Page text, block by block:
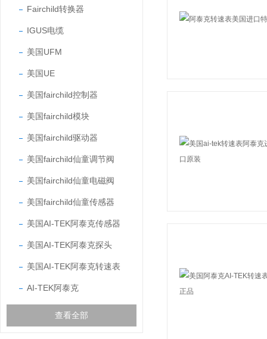
Fairchild转换器
IGUS电缆
美国UFM
美国UE
美国fairchild控制器
美国fairchild模块
美国fairchild驱动器
美国fairchild仙童调节阀
美国fairchild仙童电磁阀
美国fairchild仙童传感器
美国AI-TEK阿泰克传感器
美国AI-TEK阿泰克探头
美国AI-TEK阿泰克转速表
AI-TEK阿泰克
查看全部